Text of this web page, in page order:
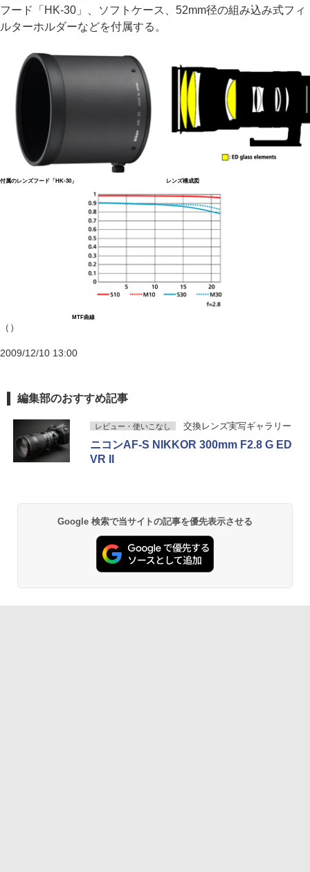
フード「HK-30」、ソフトケース、52mm径の組み込み式フィ
ルターホルダーなどを付属する。
付属のレンズフード「HK-30」 レンズ構成図
MTF曲線
（）
2009/12/10 13:00
編集部のおすすめ記事
レビュー・使いこなし 交換レンズ実写ギャラリー
ニコンAF-S NIKKOR 300mm F2.8 G ED
VR II
Google 検索で当サイトの記事を優先表示させる